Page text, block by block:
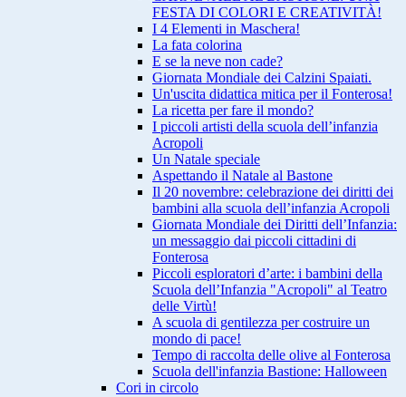
FESTA DI COLORI E CREATIVITÀ!
I 4 Elementi in Maschera!
La fata colorina
E se la neve non cade?
Giornata Mondiale dei Calzini Spaiati.
Un'uscita didattica mitica per il Fonterosa!
La ricetta per fare il mondo?
I piccoli artisti della scuola dell’infanzia
Acropoli
Un Natale speciale
Aspettando il Natale al Bastone
Il 20 novembre: celebrazione dei diritti dei
bambini alla scuola dell’infanzia Acropoli
Giornata Mondiale dei Diritti dell’Infanzia:
un messaggio dai piccoli cittadini di
Fonterosa
Piccoli esploratori d’arte: i bambini della
Scuola dell’Infanzia "Acropoli" al Teatro
delle Virtù!
A scuola di gentilezza per costruire un
mondo di pace!
Tempo di raccolta delle olive al Fonterosa
Scuola dell'infanzia Bastione: Halloween
Cori in circolo